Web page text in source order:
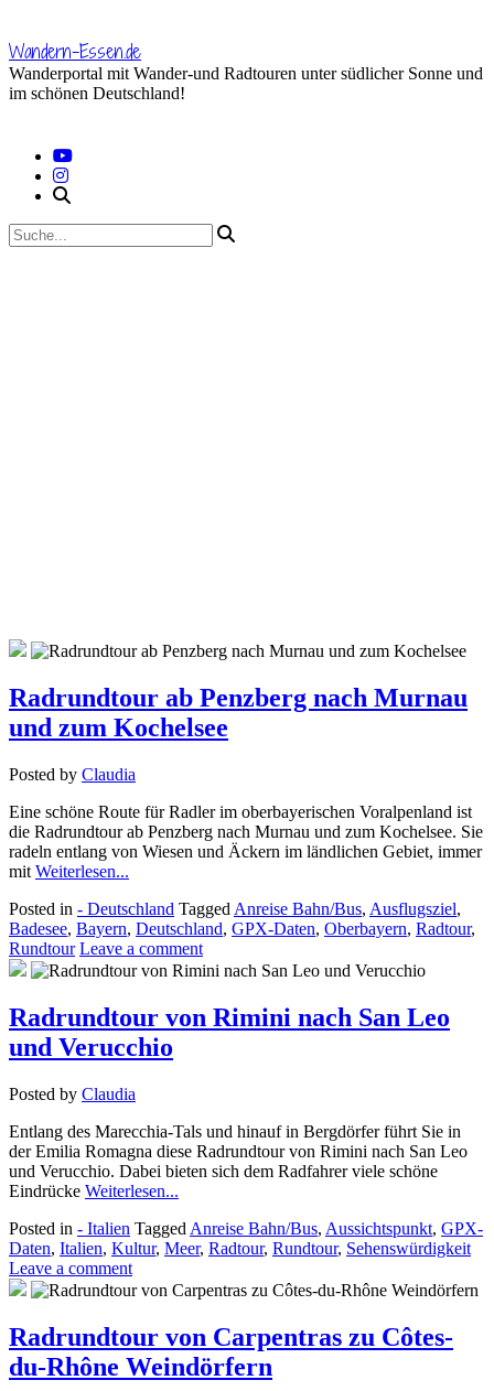
content
Wandern-Essen.de
Wanderportal mit Wander-und Radtouren unter südlicher Sonne und
im schönen Deutschland!
Radrundtour ab Penzberg nach Murnau
und zum Kochelsee
Posted by Claudia
Eine schöne Route für Radler im oberbayerischen Voralpenland ist
die Radrundtour ab Penzberg nach Murnau und zum Kochelsee. Sie
radeln entlang von Wiesen und Äckern im ländlichen Gebiet, immer
mit Weiterlesen...
Posted in - Deutschland Tagged Anreise Bahn/Bus, Ausflugsziel,
Badesee, Bayern, Deutschland, GPX-Daten, Oberbayern, Radtour,
Rundtour Leave a comment
Radrundtour von Rimini nach San Leo
und Verucchio
Posted by Claudia
Entlang des Marecchia-Tals und hinauf in Bergdörfer führt Sie in
der Emilia Romagna diese Radrundtour von Rimini nach San Leo
und Verucchio. Dabei bieten sich dem Radfahrer viele schöne
Eindrücke Weiterlesen...
Posted in - Italien Tagged Anreise Bahn/Bus, Aussichtspunkt, GPX-
Daten, Italien, Kultur, Meer, Radtour, Rundtour, Sehenswürdigkeit
Leave a comment
Radrundtour von Carpentras zu Côtes-
du-Rhône Weindörfern